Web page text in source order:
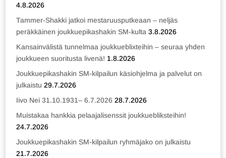
4.8.2026
Tammer-Shakki jatkoi mestaruusputkeaan – neljäs
peräkkäinen joukkuepikashakin SM-kulta 3.8.2026
Kansainvälistä tunnelmaa joukkueblixteihin – seuraa yhden
joukkueen suoritusta livenä! 1.8.2026
Joukkuepikashakin SM-kilpailun käsiohjelma ja palvelut on
julkaistu 29.7.2026
Iivo Nei 31.10.1931– 6.7.2026 28.7.2026
Muistakaa hankkia pelaajalisenssit joukkuebliksteihin!
24.7.2026
Joukkuepikashakin SM-kilpailun ryhmäjako on julkaistu
21.7.2026